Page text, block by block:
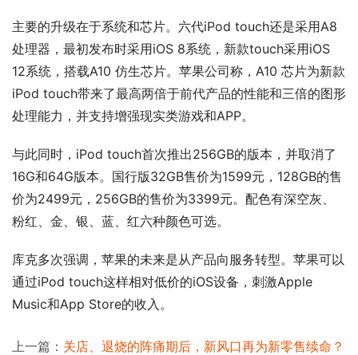
主要的升级在于系统和芯片。六代iPod touch还是采用A8
处理器，最初发布时采用iOS 8系统，新款touch采用iOS
12系统，搭载A10 仿生芯片。苹果公司称，A10 芯片为新款
iPod touch带来了最高两倍于前代产品的性能和三倍的图形
处理能力，并支持增强现实类游戏和APP。
与此同时，iPod touch首次推出256GB的版本，并取消了
16G和64G版本。国行版32GB售价为1599元，128GB的售
价为2499元，256GB的售价为3399元。配色有深空灰、
粉红、金、银、蓝、红六种颜色可选。
库克多次强调，苹果的未来是从产品向服务转型。苹果可以
通过iPod touch这样相对低价的iOS设备，刺激Apple
Music和App Store的收入。
上一篇： 关店、退烧的阵痛期后，新风口再为新零售续命？